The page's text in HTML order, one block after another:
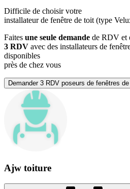
Difficile de choisir votre
installateur de fenêtre de toit (type
Faites une seule demande de RDV et
3 RDV avec des installateurs de
disponibles
près de chez vous
Demander 3 RDV poseurs de fenêtres
Ajw toiture